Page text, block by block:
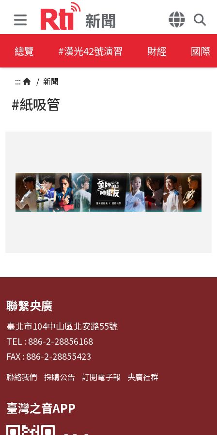
新聞
總覽 #漢光42號演習 財經 國際
::: / 新聞
#紙吸管
聯繫央廣
臺北市104中山區北安路55號
TEL : 886-2-28856168
FAX : 886-2-28855423
聯絡我們 採購公告 訂閱電子報 央廣社群
臺灣之音APP